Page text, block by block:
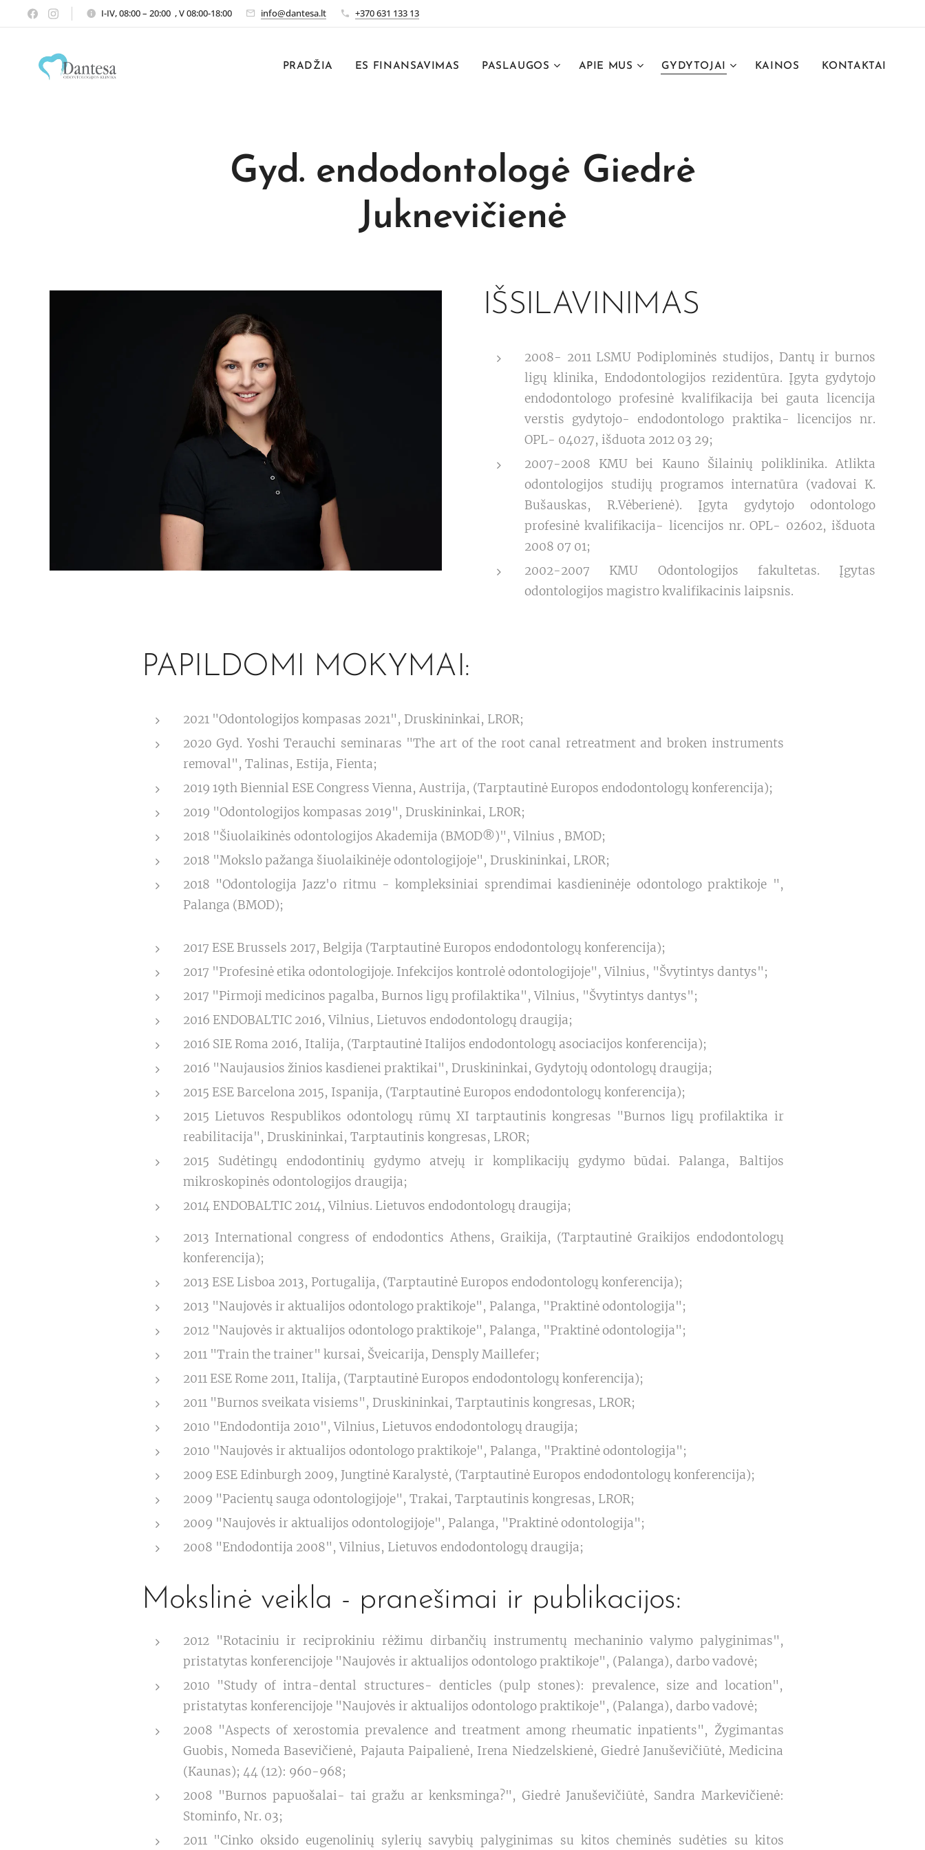
I-IV, 08:00 – 20:00 , V 08:00-18:00 info@dantesa.lt +370 631 133 13
PRADŽIA ES FINANSAVIMAS PASLAUGOS APIE MUS GYDYTOJAI KAINOS KONTAKTAI
Gyd. endodontologė Giedrė
Juknevičienė
IŠSILAVINIMAS
2008- 2011 LSMU Podiplominės studijos, Dantų ir burnos
ligų klinika, Endodontologijos rezidentūra. Įgyta gydytojo
endodontologo profesinė kvalifikacija bei gauta licencija
verstis gydytojo- endodontologo praktika- licencijos nr.
OPL- 04027, išduota 2012 03 29;
2007-2008 KMU bei Kauno Šilainių poliklinika. Atlikta
odontologijos studijų programos internatūra (vadovai K.
Bušauskas, R.Vėberienė). Įgyta gydytojo odontologo
profesinė kvalifikacija- licencijos nr. OPL- 02602, išduota
2008 07 01;
2002-2007 KMU Odontologijos fakultetas. Įgytas
odontologijos magistro kvalifikacinis laipsnis.
PAPILDOMI MOKYMAI:
2021 "Odontologijos kompasas 2021", Druskininkai, LROR;
2020 Gyd. Yoshi Terauchi seminaras "The art of the root canal retreatment and broken instruments
removal", Talinas, Estija, Fienta;
2019 19th Biennial ESE Congress Vienna, Austrija, (Tarptautinė Europos endodontologų konferencija);
2019 "Odontologijos kompasas 2019", Druskininkai, LROR;
2018 "Šiuolaikinės odontologijos Akademija (BMOD®)", Vilnius , BMOD;
2018 "Mokslo pažanga šiuolaikinėje odontologijoje", Druskininkai, LROR;
2018 "Odontologija Jazz'o ritmu - kompleksiniai sprendimai kasdieninėje odontologo praktikoje ",
Palanga (BMOD);
2017 ESE Brussels 2017, Belgija (Tarptautinė Europos endodontologų konferencija);
2017 "Profesinė etika odontologijoje. Infekcijos kontrolė odontologijoje", Vilnius, "Švytintys dantys";
2017 "Pirmoji medicinos pagalba, Burnos ligų profilaktika", Vilnius, "Švytintys dantys";
2016 ENDOBALTIC 2016, Vilnius, Lietuvos endodontologų draugija;
2016 SIE Roma 2016, Italija, (Tarptautinė Italijos endodontologų asociacijos konferencija);
2016 "Naujausios žinios kasdienei praktikai", Druskininkai, Gydytojų odontologų draugija;
2015 ESE Barcelona 2015, Ispanija, (Tarptautinė Europos endodontologų konferencija);
2015 Lietuvos Respublikos odontologų rūmų XI tarptautinis kongresas "Burnos ligų profilaktika ir
reabilitacija", Druskininkai, Tarptautinis kongresas, LROR;
2015 Sudėtingų endodontinių gydymo atvejų ir komplikacijų gydymo būdai. Palanga, Baltijos
mikroskopinės odontologijos draugija;
2014 ENDOBALTIC 2014, Vilnius. Lietuvos endodontologų draugija;
2013 International congress of endodontics Athens, Graikija, (Tarptautinė Graikijos endodontologų
konferencija);
2013 ESE Lisboa 2013, Portugalija, (Tarptautinė Europos endodontologų konferencija);
2013 "Naujovės ir aktualijos odontologo praktikoje", Palanga, "Praktinė odontologija";
2012 "Naujovės ir aktualijos odontologo praktikoje", Palanga, "Praktinė odontologija";
2011 "Train the trainer" kursai, Šveicarija, Densply Maillefer;
2011 ESE Rome 2011, Italija, (Tarptautinė Europos endodontologų konferencija);
2011 "Burnos sveikata visiems", Druskininkai, Tarptautinis kongresas, LROR;
2010 "Endodontija 2010", Vilnius, Lietuvos endodontologų draugija;
2010 "Naujovės ir aktualijos odontologo praktikoje", Palanga, "Praktinė odontologija";
2009 ESE Edinburgh 2009, Jungtinė Karalystė, (Tarptautinė Europos endodontologų konferencija);
2009 "Pacientų sauga odontologijoje", Trakai, Tarptautinis kongresas, LROR;
2009 "Naujovės ir aktualijos odontologijoje", Palanga, "Praktinė odontologija";
2008 "Endodontija 2008", Vilnius, Lietuvos endodontologų draugija;
Mokslinė veikla - pranešimai ir publikacijos:
2012 "Rotaciniu ir reciprokiniu rėžimu dirbančių instrumentų mechaninio valymo palyginimas",
pristatytas konferencijoje "Naujovės ir aktualijos odontologo praktikoje", (Palanga), darbo vadovė;
2010 "Study of intra-dental structures- denticles (pulp stones): prevalence, size and location",
pristatytas konferencijoje "Naujovės ir aktualijos odontologo praktikoje", (Palanga), darbo vadovė;
2008 "Aspects of xerostomia prevalence and treatment among rheumatic inpatients", Žygimantas
Guobis, Nomeda Basevičienė, Pajauta Paipalienė, Irena Niedzelskienė, Giedrė Januševičiūtė, Medicina
(Kaunas); 44 (12): 960-968;
2008 "Burnos papuošalai- tai gražu ar kenksminga?", Giedrė Januševičiūtė, Sandra Markevičienė:
Stominfo, Nr. 03;
2011 "Cinko oksido eugenolinių sylerių savybių palyginimas su kitos cheminės sudėties su kitos